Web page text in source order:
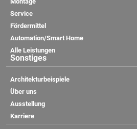
Service
Fördermittel
Automation/Smart Home
Alle Leistungen
Sonstiges
Architekturbeispiele
Über uns
Ausstellung
Karriere